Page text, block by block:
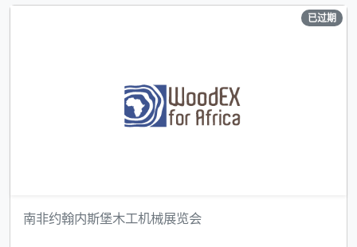
南非约翰内斯堡木工机械展览会
已过期